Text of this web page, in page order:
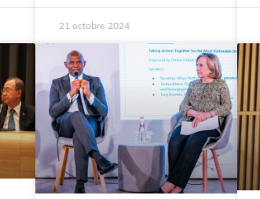
21 octobre 2024